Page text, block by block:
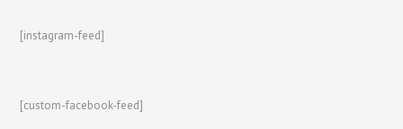
[instagram-feed]
[custom-facebook-feed]